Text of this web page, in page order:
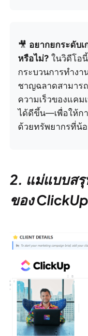
🎥 อยากยกระดับ
หรือไม่? ในวิดีโอ
กระบวนการทำง
ชาญฉลาดสามาร
ความเร็วของแค
ได้ดีขึ้น—เพื่อให้ก
ด้วยทรัพยากรที่น้
2. แม่แบบส
ของ ClickUp